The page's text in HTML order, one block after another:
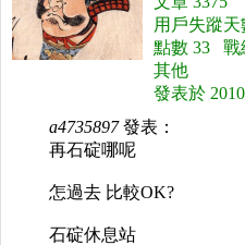
用戶失蹤天
點數 33
其他
發表於
a4735897發表：
再石碇哪呢
怎過去 比較OK?
石碇休息站